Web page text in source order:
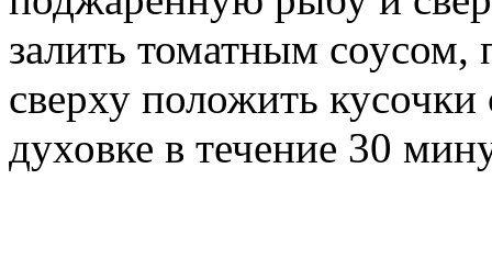
залить томатным
сверху положить кусочки
духовке в течение 30